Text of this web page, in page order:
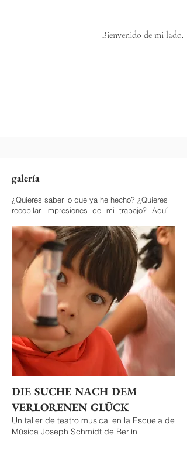
Bienvenido de mi lado.
galería
¿Quieres saber lo que ya he hecho? ¿Quieres
recopilar impresiones de mi trabajo?
Aquí
en forma de imagen y texto.
Puedesencontrar una lista detalladade mis
proyectos en mi CV.
Das reicht Dir noch nicht und Du suchst eine
ausführliche Übersicht meiner Arbeit?Dann
klicke hier:
Vita
DIE SUCHE NACH DEM
VERLORENEN GLÜCK
Un taller de teatro musical en la Escuela de
Música Joseph Schmidt de Berlín